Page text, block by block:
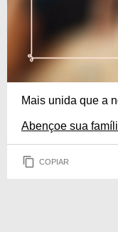
Mais unida que a
Abençoe sua
COPIAR